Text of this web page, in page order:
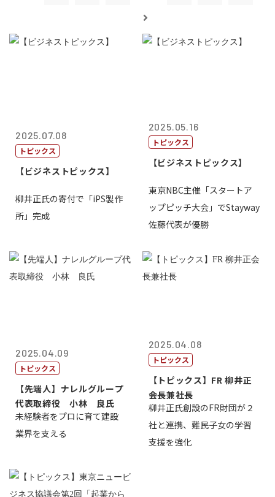
2025.07.08
トピックス
【ビジネストピックス】
柳井正氏の寄付で「iPS製作
所」完成
2025.05.16
トピックス
【ビジネストピックス】
東京NBC主催「スタートア
ップピッチ大会」でStayway
佐藤代表が優勝
2025.04.09
トピックス
【先端人】ナレルグループ
代表取締役 小林 良氏
未経験者をプロに育て建設
業界を支える
2025.04.08
トピックス
【トピックス】FR 柳井正
会長兼社長
柳井正氏創設のFR財団が２
社と連携、難民子女の学習
支援を強化